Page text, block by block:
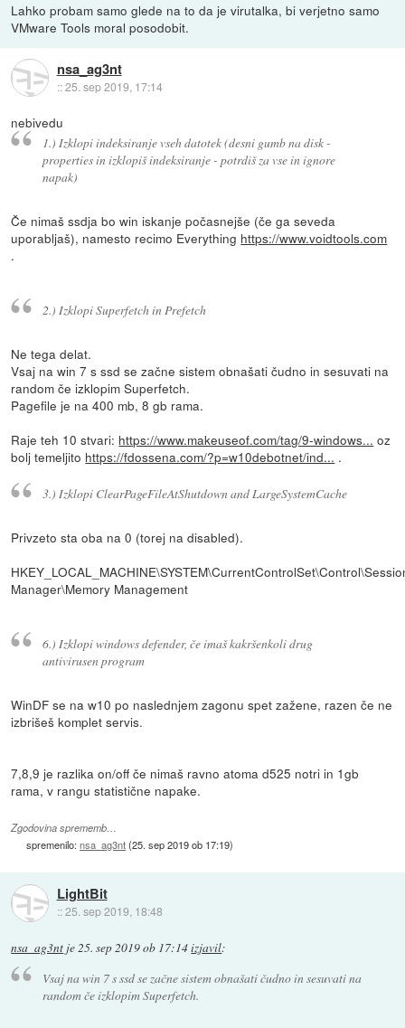
Lahko probam samo glede na to da je virutalka, bi verjetno samo
VMware Tools moral posodobit.
nsa_ag3nt
::25. sep 2019, 17:14
nebivedu
1.) Izklopi indeksiranje vseh datotek (desni gumb na disk -
properties in izklopiš indeksiranje - potrdiš za vse in ignore
napak)
Če nimaš ssdja bo win iskanje počasnejše (če ga seveda
uporabljaš), namesto recimo Everything https://www.voidtools.com
.
2.) Izklopi Superfetch in Prefetch
Ne tega delat.
Vsaj na win 7 s ssd se začne sistem obnašati čudno in sesuvati na
random če izklopim Superfetch.
Pagefile je na 400 mb, 8 gb rama.
Raje teh 10 stvari: https://www.makeuseof.com/tag/9-windows... oz
bolj temeljito https://fdossena.com/?p=w10debotnet/ind... .
3.) Izklopi ClearPageFileAtShutdown and LargeSystemCache
Privzeto sta oba na 0 (torej na disabled).
Manager\Memory Management
6.) Izklopi windows defender, če imaš kakršenkoli drug
antivirusen program
WinDF se na w10 po naslednjem zagonu spet zažene, razen če ne
izbrišeš komplet servis.
7,8,9 je razlika on/off če nimaš ravno atoma d525 notri in 1gb
rama, v rangu statistične napake.
Zgodovina sprememb…
spremenilo:nsa_ag3nt(25. sep 2019 ob 17:19)
LightBit
::25. sep 2019, 18:48
nsa_ag3nt je25. sep 2019 ob 17:14izjavil:
Vsaj na win 7 s ssd se začne sistem obnašati čudno in sesuvati na
random če izklopim Superfetch.